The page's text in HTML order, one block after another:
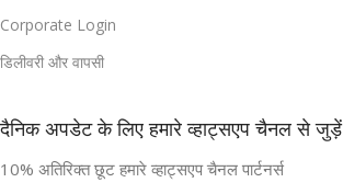
Corporate Login
डिलीवरी और वापसी
दैनिक अपडेट के लिए हमारे व्हाट्सएप चैनल से जुड़ें
10% अतिरिक्त छूट हमारे व्हाट्सएप चैनल पार्टनर्स